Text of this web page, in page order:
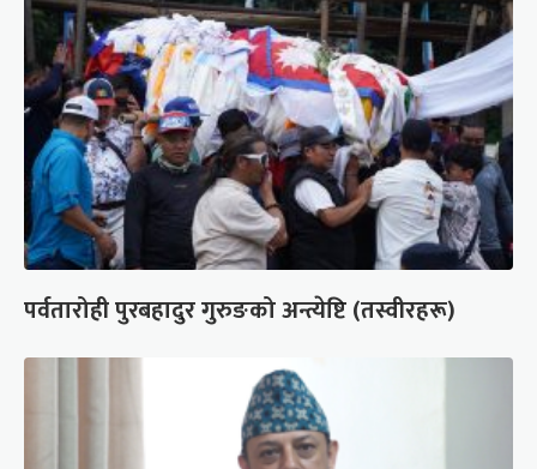
पर्वतारोही पुरबहादुर गुरुङको अन्त्येष्टि (तस्वीरहरू)